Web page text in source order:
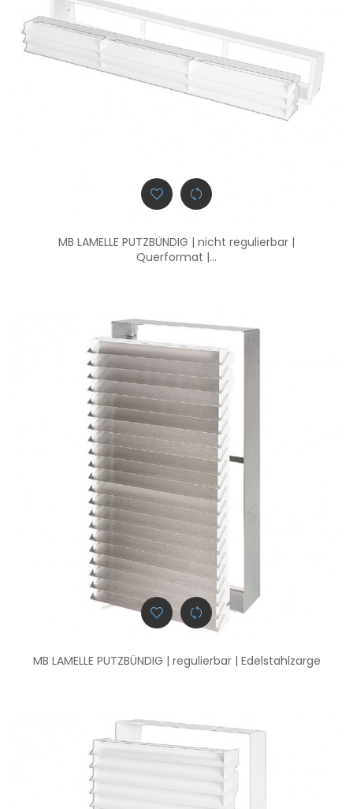
MB LAMELLE PUTZBÜNDIG | nicht regulierbar |
Querformat |...
MB LAMELLE PUTZBÜNDIG | regulierbar | Edelstahlzarge